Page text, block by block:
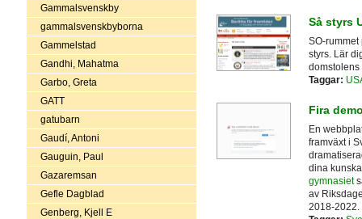
Gammalsvenskby
gammalsvenskbyborna
Gammelstad
Gandhi, Mahatma
Garbo, Greta
GATT
gatubarn
Gaudí, Antoni
Gauguin, Paul
Gazaremsan
Gefle Dagblad
Genberg, Kjell E
Så styrs
SO-
styrs. Lär
domstolens
Taggar:
Fira
En
framväxt i
dina
gymnasiet
av
2018-2022.